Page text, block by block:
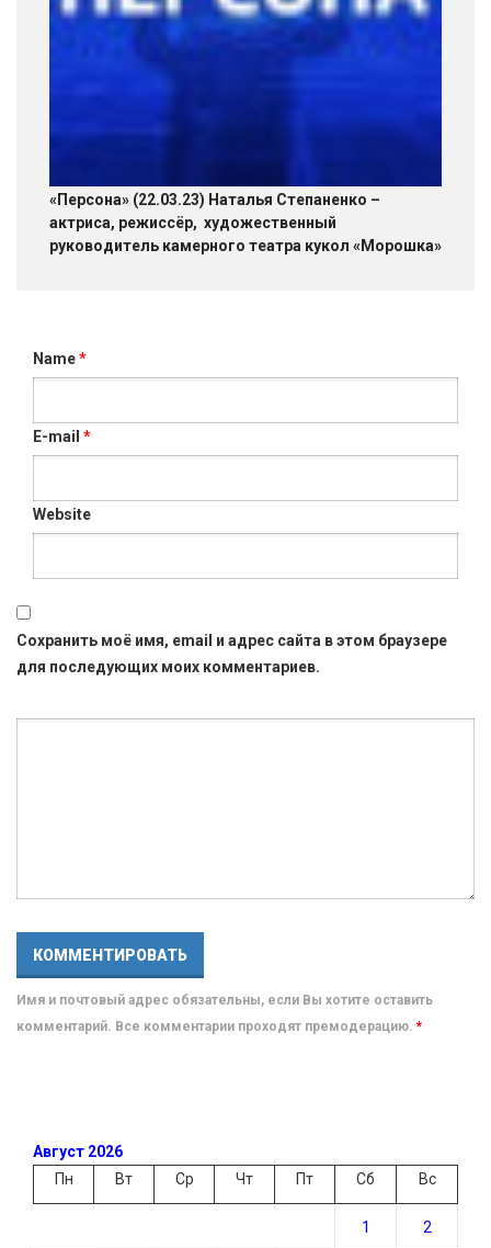
«Персона» (22.03.23) Наталья Степаненко –
актриса, режиссёр, художественный
руководитель камерного театра кукол «Морошка»
Name*
E-mail *
Website
Сохранить моё имя, email и адрес сайта в этом браузере
для последующих моих комментариев.
Имя и почтовый адрес обязательны, если Вы хотите оставить
комментарий. Все комментарии проходят премодерацию. *
Август 2026
Пн
Вт Ср Чт Пт Сб Вс
1 2